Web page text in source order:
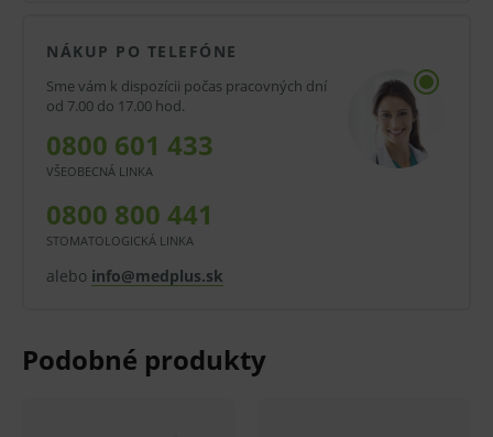
Objem 1 ml.
0,50 x 16 mm.
Balenie:
V balení 100 ks.
V kartóne 10 balení.
Pred použitím zdravotníckej pomôcky a diagnostickej
lekárom. Starostlivo si prečítajte informácie o výrobku
NÁKUP PO TELEFÓNE
Sme vám k dispozícii počas pracovných dní
od 7.00 do 17.00 hod.
0800 601 433
VŠEOBECNÁ LINKA
0800 800 441
STOMATOLOGICKÁ LINKA
alebo info@medplus.sk